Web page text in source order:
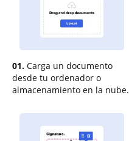
01. Carga un documento
desde tu ordenador o
almacenamiento en la nube.